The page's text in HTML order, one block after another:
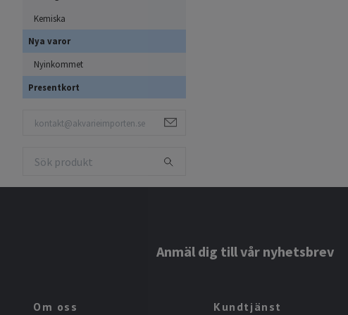
Kemiska
Nya varor
Nyinkommet
Presentkort
Anmäl dig till vår nyhetsbrev
Om oss Kundtjänst